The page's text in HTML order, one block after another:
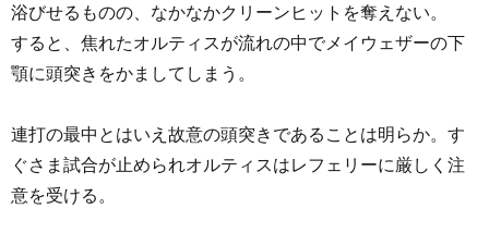
浴びせるものの、なかなかクリーンヒットを奪えない。
すると、焦れたオルティスが流れの中でメイウェザーの下
顎に頭突きをかましてしまう。
連打の最中とはいえ故意の頭突きであることは明らか。す
ぐさま試合が止められオルティスはレフェリーに厳しく注
意を受ける。